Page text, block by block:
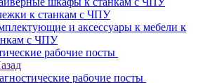
к станкам с ЧПУ
и аксессуары к мебели к
с ЧПУ
рабочие посты
рабочие посты